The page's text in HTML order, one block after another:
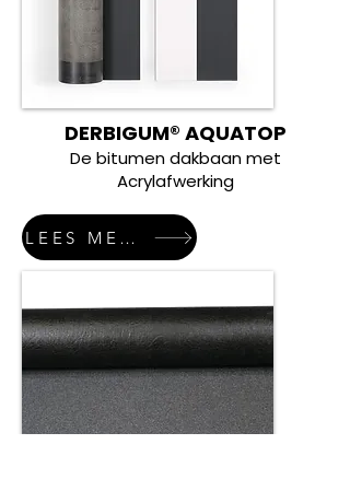
DERBIGUM® AQUATOP
De bitumen dakbaan met
Acrylafwerking
LEES MEER